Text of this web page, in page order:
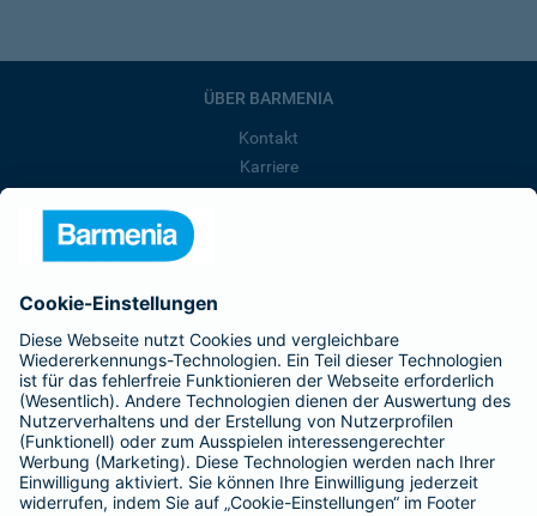
ÜBER BARMENIA
Kontakt
Karriere
Barmenia ist Teil der BarmeniaGothaer
BELIEBTE SEITEN
Kranken-Zusatzversicherung
Tierversicherungen
Haftpflichtversicherung
Hausratversicherung